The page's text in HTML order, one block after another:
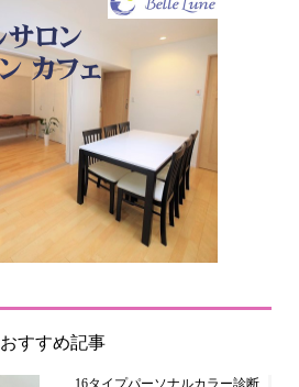
おすすめ記事
16タイプパーソナルカラー診断